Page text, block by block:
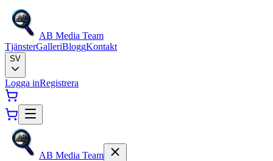
AB Media Team
TjänsterGalleriBloggKontakt
SV
Logga inRegistrera
AB Media Team